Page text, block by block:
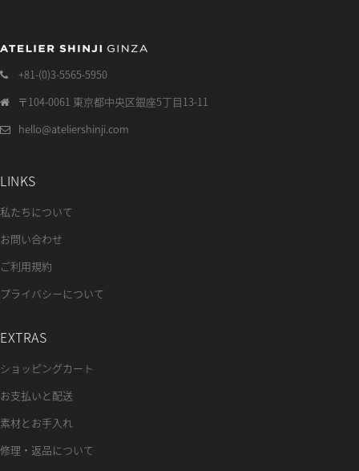
+81-(0)3-5565-5950
〒104-0061 東京都中央区銀座5丁目13-11
hello@ateliershinji.com
LINKS
私たちについて
お問い合わせ
ご利用規約
プライバシーについて
EXTRAS
ショッピングカート
お支払いと配送
素材とお手入れ
修理・返品について